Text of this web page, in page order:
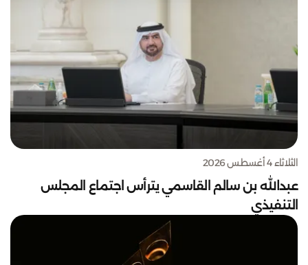
الثلاثاء 4 أغسطس 2026
عبدالله بن سالم القاسمي يترأس اجتماع المجلس
التنفيذي